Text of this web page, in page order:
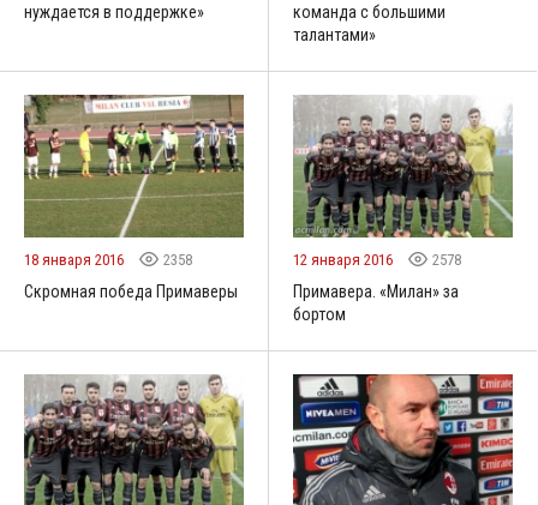
нуждается в поддержке»
команда с большими
талантами»
18 января 2016 2358
Скромная победа Примаверы
12 января 2016 2578
Примавера. «Милан» за
бортом